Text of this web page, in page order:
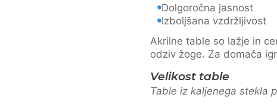
Dolgoročna jasnost
Izboljšana vzdržljivost
Akrilne table so lažje in
odziv žoge. Za domača
Velikost table
Table iz kaljenega stekla